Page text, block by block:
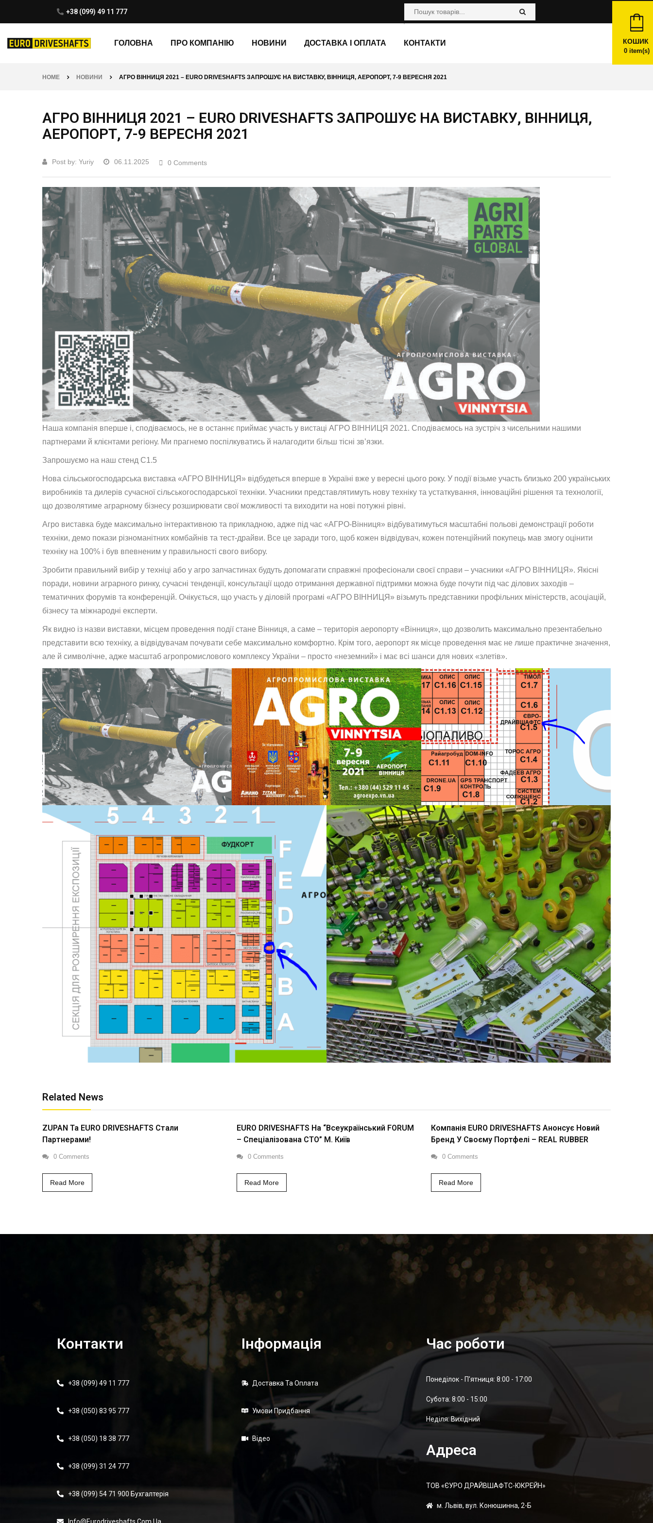
+38 (099) 49 11 777
ГОЛОВНА ПРО КОМПАНІЮ НОВИНИ ДОСТАВКА І ОПЛАТА КОНТАКТИ КОШИК
0item(s)
HOME НОВИНИ АГРО ВІННИЦЯ 2021 – EURO DRIVESHAFTS ЗАПРОШУЄ НА ВИСТАВКУ, ВІННИЦЯ, АЕРОПОРТ, 7-9 ВЕРЕСНЯ 2021
АГРО ВІННИЦЯ 2021 – EURO DRIVESHAFTS ЗАПРОШУЄ НА ВИСТАВКУ, ВІННИЦЯ,
АЕРОПОРТ, 7-9 ВЕРЕСНЯ 2021
Post by: Yuriy 06.11.2025 0 Comments
Наша компанія вперше і, сподіваємось, не в останнє приймає участь у вистаці АГРО ВІННИЦЯ 2021. Сподіваємось на зустріч з чисельними нашими
партнерами й клієнтами регіону. Ми прагнемо поспілкуватись й налагодити більш тісні зв’язки.
Запрошуємо на наш стенд С1.5
Нова сільськогосподарська виставка «АГРО ВІННИЦЯ» відбудеться вперше в Україні вже у вересні цього року. У події візьме участь близько 200 українських
виробників та дилерів сучасної сільськогосподарської техніки. Учасники представлятимуть нову техніку та устаткування, інноваційні рішення та технології,
що дозволятиме аграрному бізнесу розширювати свої можливості та виходити на нові потужні рівні.
Агро виставка буде максимально інтерактивною та прикладною, адже під час «АГРО-Вінниця» відбуватимуться масштабні польові демонстрації роботи
техніки, демо покази різноманітних комбайнів та тест-драйви. Все це заради того, щоб кожен відвідувач, кожен потенційний покупець мав змогу оцінити
техніку на 100% і був впевненим у правильності свого вибору.
Зробити правильний вибір у техніці або у агро запчастинах будуть допомагати справжні професіонали своєї справи – учасники «АГРО ВІННИЦЯ». Якісні
поради, новини аграрного ринку, сучасні тенденції, консультації щодо отримання державної підтримки можна буде почути під час ділових заходів –
тематичних форумів та конференцій. Очікується, що участь у діловій програмі «АГРО ВІННИЦЯ» візьмуть представники профільних міністерств, асоціацій,
бізнесу та міжнародні експерти.
Як видно із назви виставки, місцем проведення події стане Вінниця, а саме – територія аеропорту «Вінниця», що дозволить максимально презентабельно
представити всю техніку, а відвідувачам почувати себе максимально комфортно. Крім того, аеропорт як місце проведення має не лише практичне значення,
але й символічне, адже масштаб агропромислового комплексу України – просто «неземний» і має всі шанси для нових «злетів».
Related News
ZUPAN Та EURO DRIVESHAFTS Стали
Партнерами!
0 Comments
Read More
EURO DRIVESHAFTS На “Всеукраїнський FORUM
– Спеціалізована СТО” М. Київ
0 Comments
Read More
Компанія EURO DRIVESHAFTS Анонсує Новий
Бренд У Своєму Портфелі – REAL RUBBER
0 Comments
Read More
Контакти
+38 (099) 49 11 777
+38 (050) 83 95 777
+38 (050) 18 38 777
+38 (099) 31 24 777
+38 (099) 54 71 900 Бухгалтерія
Info@eurodriveshafts.com.ua
Інформація
Доставка Та Оплата
Умови Придбання
Відео
Час роботи
Понеділок - П'ятниця: 8:00 - 17:00
Суботa: 8:00 - 15:00
Неділя: Вихідний
Адреса
ТОВ «ЄУРО ДРАЙВШАФТC-ЮКРЕЙН»
м. Львів, вул. Конюшинна, 2-Б